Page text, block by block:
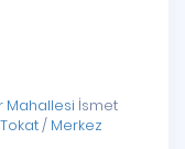
Mahallesi İsmet
Tokat/ Merkez